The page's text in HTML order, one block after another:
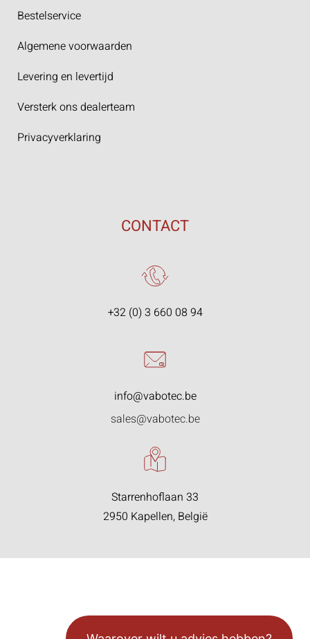
Bestelservice
Algemene voorwaarden
Levering en levertijd
Versterk ons dealerteam
Privacyverklaring
CONTACT
+32 (0) 3 660 08 94
info@vabotec.be
sales@vabotec.be
Starrenhoflaan 33
2950 Kapellen, België